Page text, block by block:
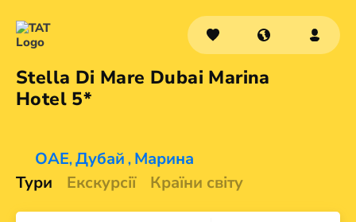
Stella Di Mare Dubai Marina
Hotel 5*
ОАЕ, Дубай , Марина
Тури
Екскурсії Країни світу